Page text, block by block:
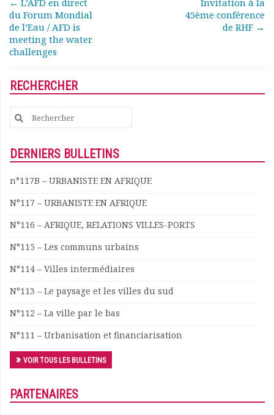
Post navigation
← L’AFD en direct
du Forum Mondial
de l’Eau / AFD is
meeting the water
challenges
Invitation à la
45ème conférence
de RHF →
RECHERCHER
Search
for:
DERNIERS BULLETINS
n°117B – URBANISTE EN AFRIQUE
N°117 – URBANISTE EN AFRIQUE
N°116 – AFRIQUE, RELATIONS VILLES-PORTS
N°115 – Les communs urbains
N°114 – Villes intermédiaires
N°113 – Le paysage et les villes du sud
N°112 – La ville par le bas
N°111 – Urbanisation et financiarisation
VOIR TOUS LES BULLETINS
PARTENAIRES